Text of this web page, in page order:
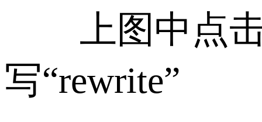
上图中点击“
写“rewrite”